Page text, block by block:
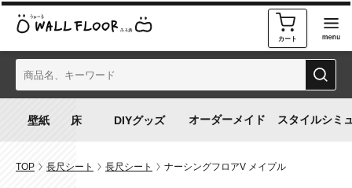
カート
オーダーメイド スタイルシミ
TOP 長尺シート 長尺シート ナーシングフロアV メイプル